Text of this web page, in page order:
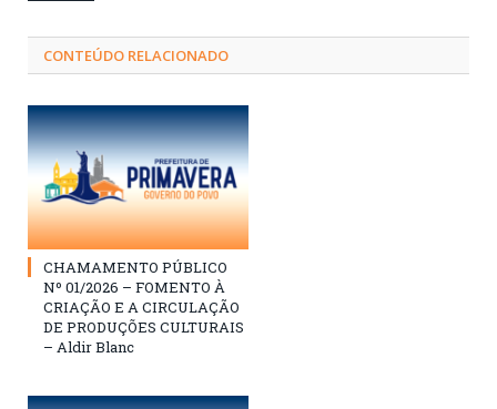
CONTEÚDO RELACIONADO
CHAMAMENTO PÚBLICO
Nº 01/2026 – FOMENTO À
CRIAÇÃO E A CIRCULAÇÃO
DE PRODUÇÕES CULTURAIS
– Aldir Blanc